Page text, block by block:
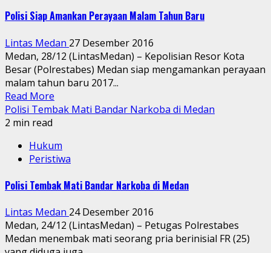
Polisi Siap Amankan Perayaan Malam Tahun Baru
Lintas Medan 27 Desember 2016
Medan, 28/12 (LintasMedan) – Kepolisian Resor Kota
Besar (Polrestabes) Medan siap mengamankan perayaan
malam tahun baru 2017...
Read More
Polisi Tembak Mati Bandar Narkoba di Medan
2 min read
Hukum
Peristiwa
Polisi Tembak Mati Bandar Narkoba di Medan
Lintas Medan 24 Desember 2016
Medan, 24/12 (LintasMedan) – Petugas Polrestabes
Medan menembak mati seorang pria berinisial FR (25)